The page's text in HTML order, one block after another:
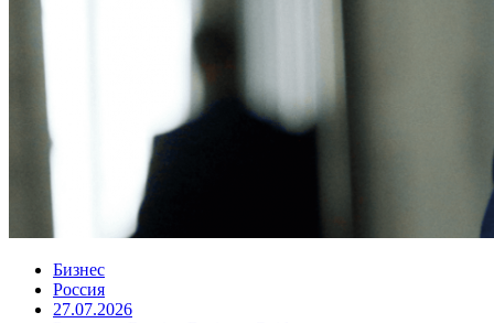
Бизнес
Россия
27.07.2026